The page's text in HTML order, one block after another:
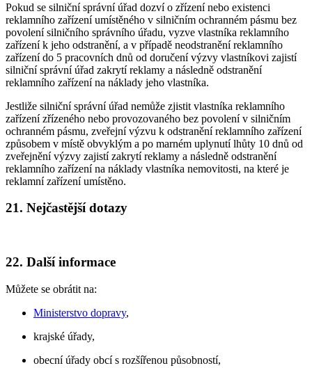
Pokud se silniční správní úřad dozví o zřízení nebo existenci
reklamního zařízení umístěného v silničním ochranném pásmu bez
povolení silničního správního úřadu, vyzve vlastníka reklamního
zařízení k jeho odstranění, a v případě neodstranění reklamního
zařízení do 5 pracovních dnů od doručení výzvy vlastníkovi zajistí
silniční správní úřad zakrytí reklamy a následně odstranění
reklamního zařízení na náklady jeho vlastníka.
Jestliže silniční správní úřad nemůže zjistit vlastníka reklamního
zařízení zřízeného nebo provozovaného bez povolení v silničním
ochranném pásmu, zveřejní výzvu k odstranění reklamního zařízení
způsobem v místě obvyklým a po marném uplynutí lhůty 10 dnů od
zveřejnění výzvy zajistí zakrytí reklamy a následně odstranění
reklamního zařízení na náklady vlastníka nemovitosti, na které je
reklamní zařízení umístěno.
21. Nejčastější dotazy
22. Další informace
Můžete se obrátit na:
Ministerstvo dopravy,
krajské úřady,
obecní úřady obcí s rozšířenou působností,